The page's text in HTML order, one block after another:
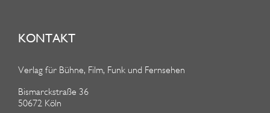
KONTAKT
Verlag für Bühne, Film, Funk und Fernsehen
Bismarckstraße 36
50672 Köln